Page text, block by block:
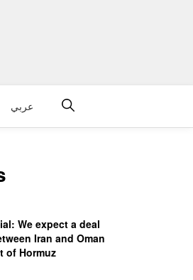
عربي
We expect a deal
Iran and Oman
of Hormuz